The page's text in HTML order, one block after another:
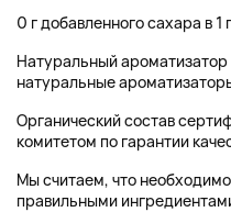
0 г добавленного сахара в 1
Натуральный
натуральные
Органический состав
комитетом по гарантии
Мы считаем, что
правильными